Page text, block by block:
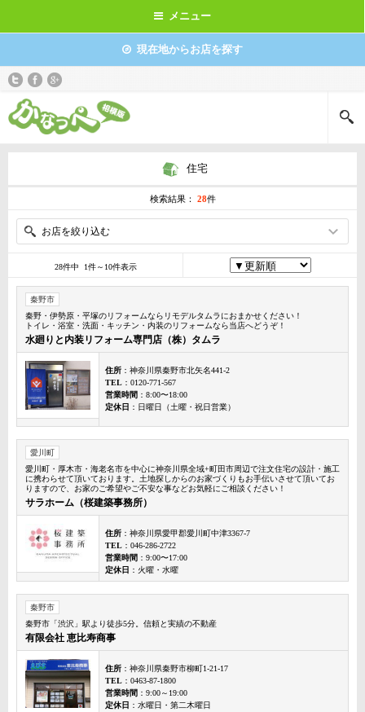
メニュー
現在地からお店を探す
住宅
検索結果： 28件
お店を絞り込む
28件中 1件～10件表示
秦野市
秦野・伊勢原・平塚のリフォームならリモデルタムラにおまかせください！
トイレ・浴室・洗面・キッチン・内装のリフォームなら当店へどうぞ！
水廻りと内装リフォーム専門店（株）タムラ
住所 ：神奈川県秦野市北矢名441-2
TEL ：0120-771-567
営業時間 ：8:00〜18:00
定休日 ：日曜日（土曜・祝日営業）
愛川町
愛川町・厚木市・海老名市を中心に神奈川県全域+町田市周辺で注文住宅の設計・施工
に携わらせて頂いております。土地探しからのお家づくりもお手伝いさせて頂いてお
りますので、お家のご希望やご不安な事などお気軽にご相談ください！
サラホーム（桜建築事務所）
住所 ：神奈川県愛甲郡愛川町中津3367-7
TEL ：046-286-2722
営業時間 ：9:00〜17:00
定休日 ：火曜・水曜
秦野市
秦野市「渋沢」駅より徒歩5分。信頼と実績の不動産
有限会社 恵比寿商事
住所 ：神奈川県秦野市柳町1-21-17
TEL ：0463-87-1800
営業時間 ：9:00～19:00
定休日 ：水曜日・第二木曜日